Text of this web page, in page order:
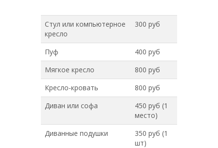
Стул или компьютерное
кресло
300 руб
Пуф
400 руб
Мягкое кресло
800 руб
Кресло-кровать
800 руб
Диван или софа
450 руб (1
место)
Диванные подушки
350 руб (1
шт)